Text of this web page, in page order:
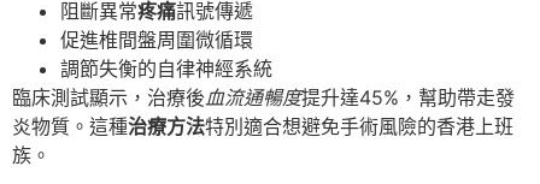
阻斷異常疼痛訊號傳遞
促進椎間盤周圍微循環
調節失衡的自律神經系統
臨床測試顯示，治療後血流通暢度提升達45%，幫助帶走發
炎物質。這種治療方法特別適合想避免手術風險的香港上班
族。